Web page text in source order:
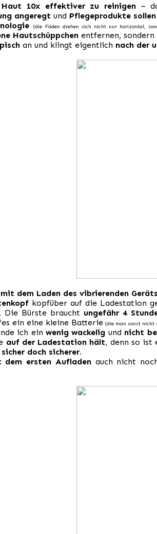
10x effektiver zu reinigen–
angeregt und Pflegeprodukte
(die Fäden drehen sich nicht nur horizontal,
Hautschüppchen entfernen, sondern
an und klingt eigentlich nach der
mit dem Laden des vibrierenden Geräts
kopfüber auf die Ladestation
Die Bürste braucht ungefähr 4
ein eine kleine Batterie (die man sonst nicht
ich einwenig wackelig und nicht
auf der Ladestation hält, denn so ist
sicher doch sicherer.
dem ersten Aufladenauch nicht